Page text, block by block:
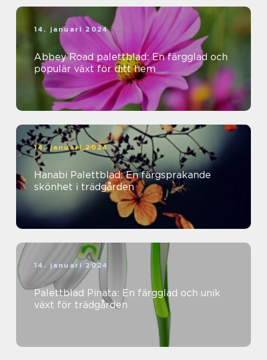
14. januari 2024
Abbey Road palettblad: En färgglad och
populär växt för ditt hem
14. januari 2024
Hanabi Palettblad: En färgsprakande
skönhet i trädgården
14. januari 2024
Palettblad Pinata: En färgglad och unik
växt för trädgården